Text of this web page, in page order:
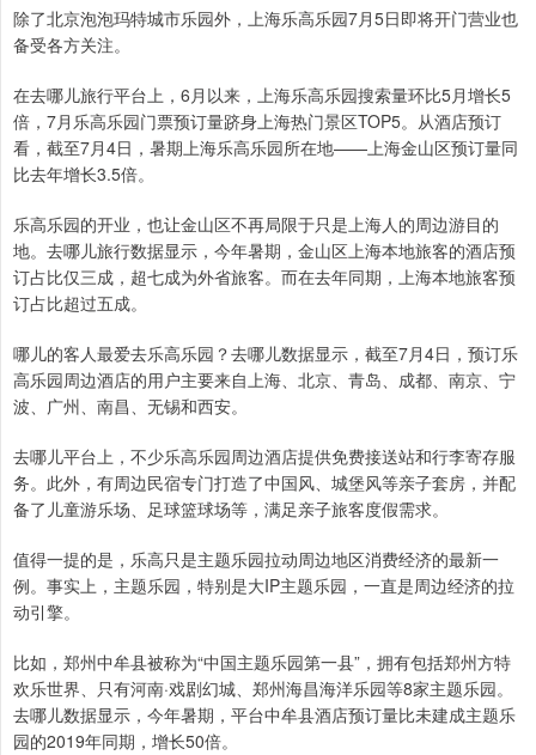
除了北京泡泡玛特城市乐园外，上海乐高乐园7月5日即将开门营业也
备受各方关注。
在去哪儿旅行平台上，6月以来，上海乐高乐园搜索量环比5月增长5
倍，7月乐高乐园门票预订量跻身上海热门景区TOP5。从酒店预订
看，截至7月4日，暑期上海乐高乐园所在地——上海金山区预订量同
比去年增长3.5倍。
乐高乐园的开业，也让金山区不再局限于只是上海人的周边游目的
地。去哪儿旅行数据显示，今年暑期，金山区上海本地旅客的酒店预
订占比仅三成，超七成为外省旅客。而在去年同期，上海本地旅客预
订占比超过五成。
哪儿的客人最爱去乐高乐园？去哪儿数据显示，截至7月4日，预订乐
高乐园周边酒店的用户主要来自上海、北京、青岛、成都、南京、宁
波、广州、南昌、无锡和西安。
去哪儿平台上，不少乐高乐园周边酒店提供免费接送站和行李寄存服
务。此外，有周边民宿专门打造了中国风、城堡风等亲子套房，并配
备了儿童游乐场、足球篮球场等，满足亲子旅客度假需求。
值得一提的是，乐高只是主题乐园拉动周边地区消费经济的最新一
例。事实上，主题乐园，特别是大IP主题乐园，一直是周边经济的拉
动引擎。
比如，郑州中牟县被称为“中国主题乐园第一县”，拥有包括郑州方特
欢乐世界、只有河南·戏剧幻城、郑州海昌海洋乐园等8家主题乐园。
去哪儿数据显示，今年暑期，平台中牟县酒店预订量比未建成主题乐
园的2019年同期，增长50倍。